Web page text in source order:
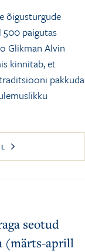
õigusturgude
500 paigutas
Glikman Alvin
kinnitab, et
pakkuda
seotud
(märts-aprill